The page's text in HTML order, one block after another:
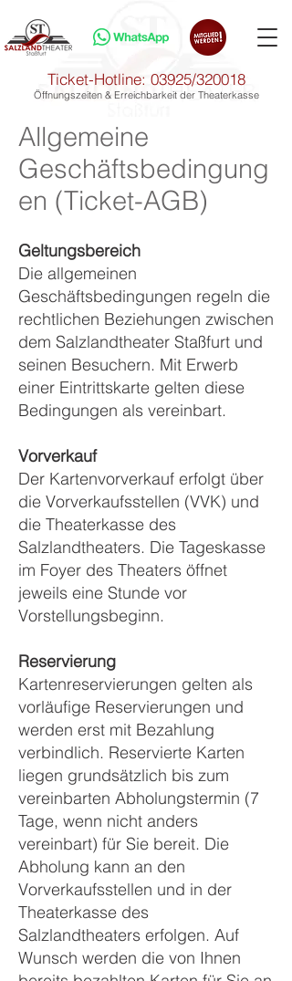
Ticket-Hotline: 03925/320018
Öffnungszeiten & Erreichbarkeit der Theaterkasse
Allgemeine
Geschäftsbedingung
en (Ticket-AGB)
Geltungsbereich
Die allgemeinen
Geschäftsbedingungen regeln die
rechtlichen Beziehungen zwischen
dem Salzlandtheater Staßfurt und
seinen Besuchern. Mit Erwerb
einer Eintrittskarte gelten diese
Bedingungen als vereinbart.
Vorverkauf
Der Kartenvorverkauf erfolgt über
die Vorverkaufsstellen (VVK) und
die Theaterkasse des
Salzlandtheaters. Die Tageskasse
im Foyer des Theaters öffnet
jeweils eine Stunde vor
Vorstellungsbeginn.
Reservierung
Kartenreservierungen gelten als
vorläufige Reservierungen und
werden erst mit Bezahlung
verbindlich. Reservierte Karten
liegen grundsätzlich bis zum
vereinbarten Abholungstermin (7
Tage, wenn nicht anders
vereinbart) für Sie bereit. Die
Abholung kann an den
Vorverkaufsstellen und in der
Theaterkasse des
Salzlandtheaters erfolgen. Auf
Wunsch werden die von Ihnen